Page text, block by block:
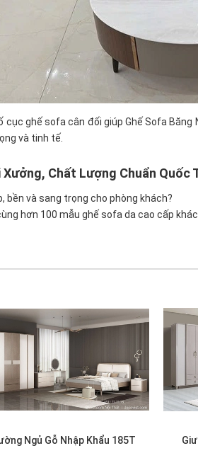
ghế sofa cân đối giúp Ghế Sofa
và tinh tế.
Chất Lượng Chuẩn Quốc
và sang trọng cho phòng khách?
hơn 100 mẫu ghế sofa da cao cấp
Ngủ Gỗ Nhập Khẩu 185T